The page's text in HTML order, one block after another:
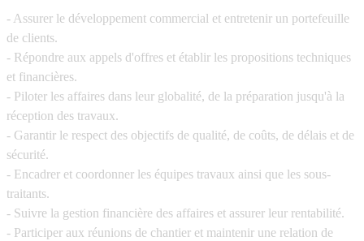
- Assurer le développement commercial et entretenir un portefeuille
de clients.
- Répondre aux appels d'offres et établir les propositions techniques
et financières.
- Piloter les affaires dans leur globalité, de la préparation jusqu'à la
réception des travaux.
- Garantir le respect des objectifs de qualité, de coûts, de délais et de
sécurité.
- Encadrer et coordonner les équipes travaux ainsi que les sous-
traitants.
- Suivre la gestion financière des affaires et assurer leur rentabilité.
- Participer aux réunions de chantier et maintenir une relation de